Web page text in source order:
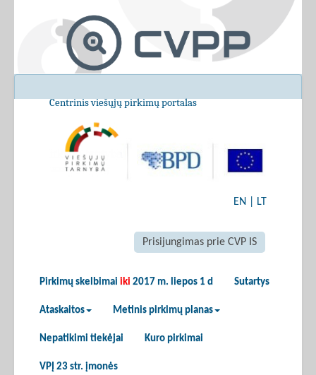
Centrinis viešųjų pirkimų portalas
EN LT
Prisijungimas prie CVP IS
Pirkimų skelbimai iki 2017 m. liepos 1 d Sutartys
Ataskaitos Metinis pirkimų planas
Nepatikimi tiekėjai Kuro pirkimai
VPĮ 23 str. įmonės